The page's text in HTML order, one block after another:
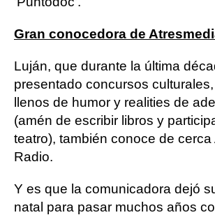
Gran conocedora de
Luján, que durante la última
presentado concursos
llenos de humor y realities de
(amén de escribir libros y
teatro), también conoce de cerca
Radio.
Y es que la comunicadora dejó
natal para pasar muchos años